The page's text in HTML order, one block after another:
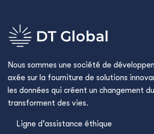
Nous sommes une société de
axée sur la fourniture de solutions
les données qui créent un changement
transforment des vies.
Ligne d’assistance éthique